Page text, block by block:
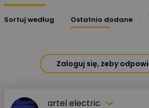
Sortuj według Ostatnio dodane
Zaloguj się, żeby
artel electric